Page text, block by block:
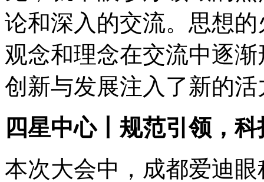
论和深入的交流。思想
观念和理念在交流中逐
创新与发展注入了新的活
四星中心丨规范引领，
本次大会中，成都爱迪